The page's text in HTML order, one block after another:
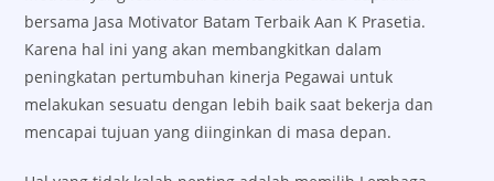
bersama Jasa Motivator Batam Terbaik Aan K Prasetia.
Karena hal ini yang akan membangkitkan dalam
peningkatan pertumbuhan kinerja Pegawai untuk
melakukan sesuatu dengan lebih baik saat bekerja dan
mencapai tujuan yang diinginkan di masa depan.